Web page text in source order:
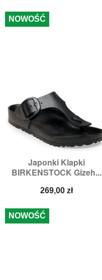
Japonki Klapki
BIRKENSTOCK Gizeh...
Cena
269,00 zł
NOWOŚĆ
NOWOŚĆ